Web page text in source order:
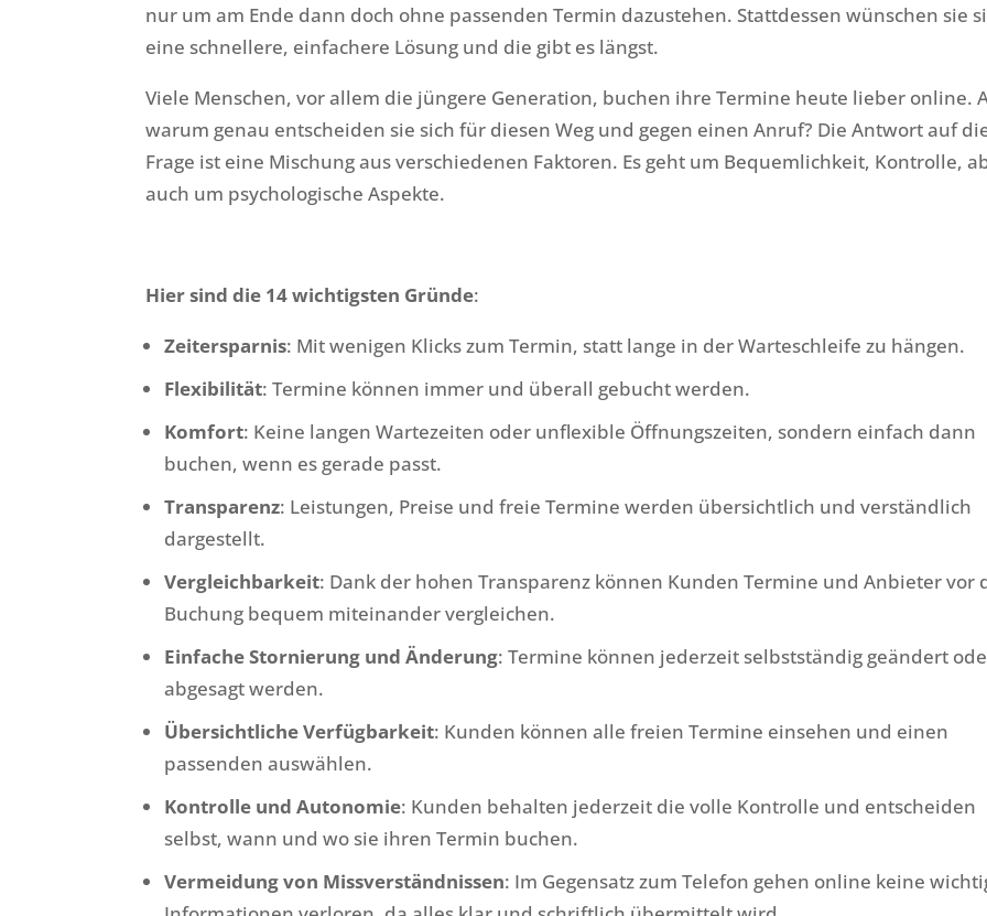
nur um am Ende dann doch ohne passenden Termin dazustehen. Stattdessen wünschen sie
eine schnellere, einfachere Lösung und die gibt es längst.
Viele Menschen, vor allem die jüngere Generation, buchen ihre Termine heute lieber online.
warum genau entscheiden sie sich für diesen Weg und gegen einen Anruf? Die Antwort auf
Frage ist eine Mischung aus verschiedenen Faktoren. Es geht um Bequemlichkeit, Kontrolle,
auch um psychologische Aspekte.
Hier sind die 14 wichtigsten Gründe:
Zeitersparnis: Mit wenigen Klicks zum Termin, statt lange in der Warteschleife zu hängen.
Flexibilität: Termine können immer und überall gebucht werden.
Komfort: Keine langen Wartezeiten oder unflexible Öffnungszeiten, sondern einfach dann
buchen, wenn es gerade passt.
Transparenz: Leistungen, Preise und freie Termine werden übersichtlich und verständlich
dargestellt.
Vergleichbarkeit: Dank der hohen Transparenz können Kunden Termine und Anbieter vor
Buchung bequem miteinander vergleichen.
Einfache Stornierung und Änderung: Termine können jederzeit selbstständig geändert
abgesagt werden.
Übersichtliche Verfügbarkeit: Kunden können alle freien Termine einsehen und einen
passenden auswählen.
Kontrolle und Autonomie: Kunden behalten jederzeit die volle Kontrolle und entscheiden
selbst, wann und wo sie ihren Termin buchen.
Vermeidung von Missverständnissen: Im Gegensatz zum Telefon gehen online keine